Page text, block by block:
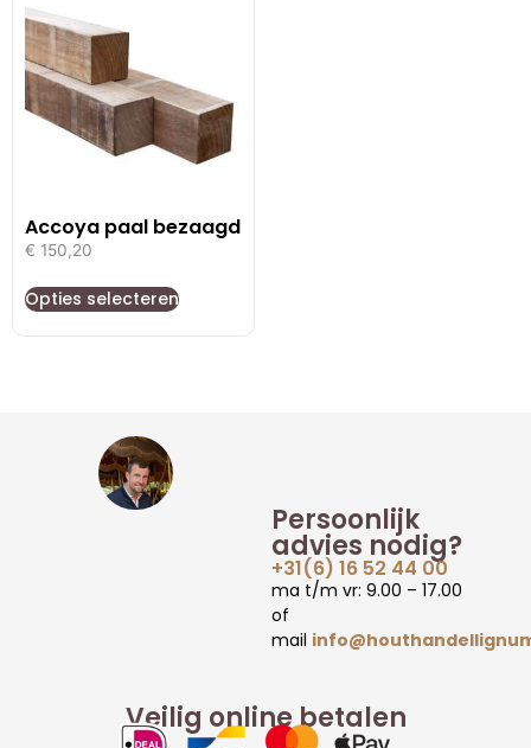
Accoya paal bezaagd
€ 150,20
Opties selecteren
Veilig online betalen
Persoonlijk
advies nodig?
+31(6) 16 52 44 00
ma t/m vr: 9.00 – 17.00
of
mail